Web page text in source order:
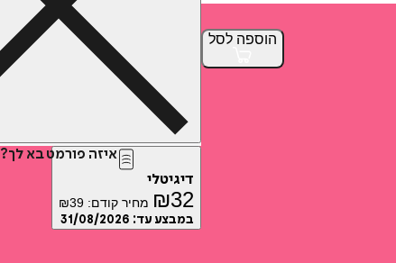
הוספה לסל
איזה פורמט בא לך?
דיגיטלי
₪32 מחיר קודם: ₪39
במבצע עד: 31/08/2026